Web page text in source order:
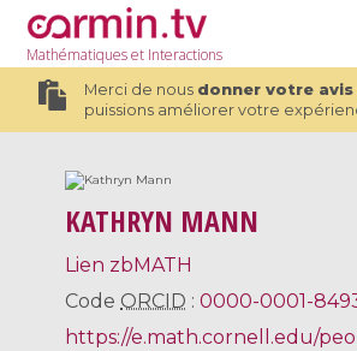
Mathématiqueset Interactions
Merci de nous donner votre avis
puissions améliorer votre
KATHRYN MANN
Lien zbMATH
Code ORCID :0000-0001-
https://e.math.cornell.edu/